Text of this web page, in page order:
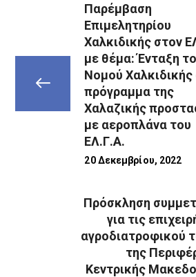
Παρέμβαση
Επιμελητηρίου
Χαλκιδικής στον
με θέμα: Ένταξη
Νομού Χαλκιδικής
πρόγραμμα της
Χαλαζικής
με αεροπλάνα του
ΕΛ.Γ.Α.
20 Δεκεμβρίου, 2022
Πρόσκληση
για τις
αγροδιατροφικού
της
Κεντρικής